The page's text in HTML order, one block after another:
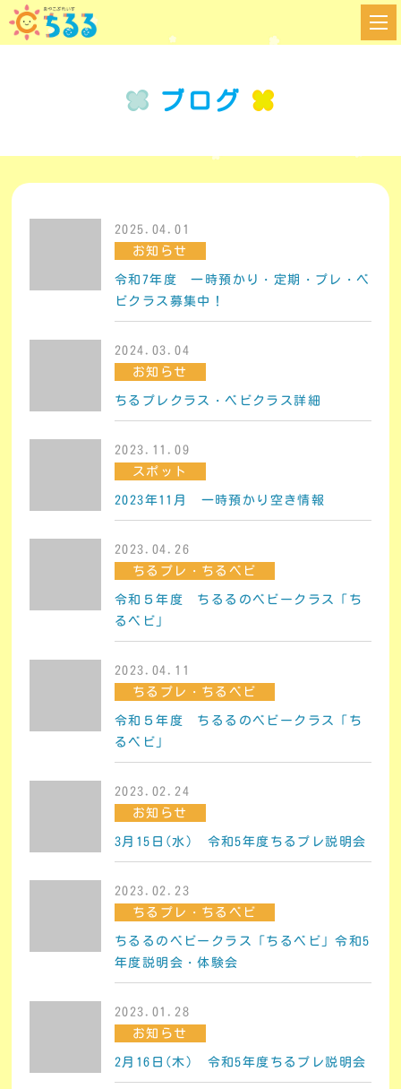
ブログ
2025.04.01
お知らせ
令和7年度 一時預かり・定期・プレ・ベ
ビクラス募集中！
2024.03.04
お知らせ
ちるプレクラス・ベビクラス詳細
2023.11.09
スポット
2023年11月 一時預かり空き情報
2023.04.26
ちるプレ・ちるベビ
令和５年度 ちるるのベビークラス「ち
るベビ」
2023.04.11
ちるプレ・ちるベビ
令和５年度 ちるるのベビークラス「ち
るベビ」
2023.02.24
お知らせ
3月15日(水) 令和5年度ちるプレ説明会
2023.02.23
ちるプレ・ちるベビ
ちるるのベビークラス「ちるベビ」令和5
年度説明会・体験会
2023.01.28
お知らせ
2月16日(木) 令和5年度ちるプレ説明会